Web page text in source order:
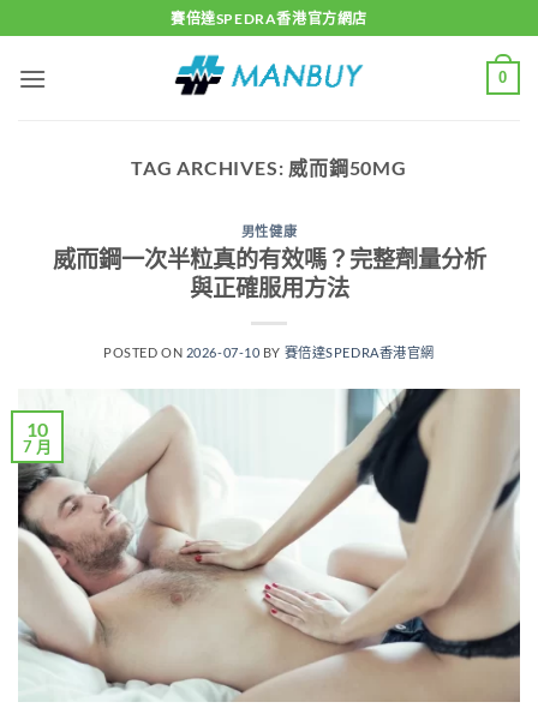
to
content
賽倍達SPEDRA香港官方網店
0
TAG ARCHIVES: 威而鋼50MG
男性健康
威而鋼一次半粒真的有效嗎？完整劑量分析
與正確服用方法
POSTED ON 2026-07-10 BY 賽倍達SPEDRA香港官網
10
7 月